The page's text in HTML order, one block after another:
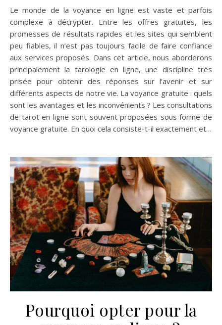
Le monde de la voyance en ligne est vaste et parfois
complexe à décrypter. Entre les offres gratuites, les
promesses de résultats rapides et les sites qui semblent
peu fiables, il n’est pas toujours facile de faire confiance
aux services proposés. Dans cet article, nous aborderons
principalement la tarologie en ligne, une discipline très
prisée pour obtenir des réponses sur l’avenir et sur
différents aspects de notre vie. La voyance gratuite : quels
sont les avantages et les inconvénients ? Les consultations
de tarot en ligne sont souvent proposées sous forme de
voyance gratuite. En quoi cela consiste-t-il exactement et…
Pourquoi opter pour la